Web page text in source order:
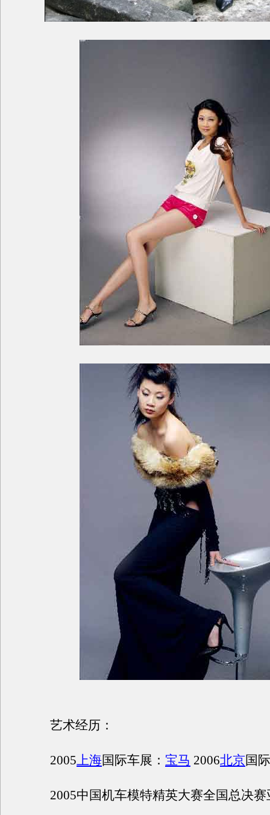
艺术经历：
2005上海国际车展： 宝马 2006北京国
2005中国机车模特精英大赛全国总决赛